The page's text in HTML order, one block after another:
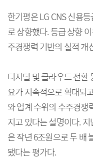
한기평은 LG CNS 신용등
로 상향했다. 등급 상향
주경쟁력 기반의 실적 개
디지털 및 클라우드 전환
요가 지속적으로 확대되
와 업계 수위의 수주경쟁
지고 있다는 설명이다.
은 작년 6조원으로 두 배
됐다는 평가다.